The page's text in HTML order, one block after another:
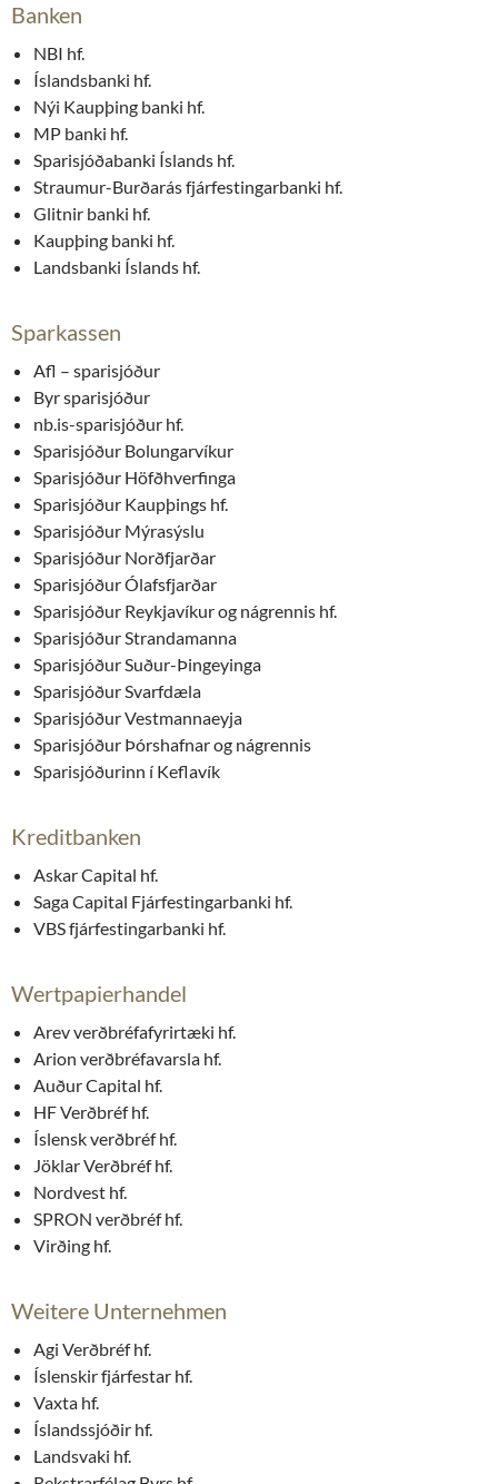
Banken
NBI hf.
Íslandsbanki hf.
Nýi Kaupþing banki hf.
MP banki hf.
Sparisjóðabanki Íslands hf.
Straumur-Burðarás fjárfestingarbanki hf.
Glitnir banki hf.
Kaupþing banki hf.
Landsbanki Íslands hf.
Sparkassen
Afl – sparisjóður
Byr sparisjóður
nb.is-sparisjóður hf.
Sparisjóður Bolungarvíkur
Sparisjóður Höfðhverfinga
Sparisjóður Kaupþings hf.
Sparisjóður Mýrasýslu
Sparisjóður Norðfjarðar
Sparisjóður Ólafsfjarðar
Sparisjóður Reykjavíkur og nágrennis hf.
Sparisjóður Strandamanna
Sparisjóður Suður-Þingeyinga
Sparisjóður Svarfdæla
Sparisjóður Vestmannaeyja
Sparisjóður Þórshafnar og nágrennis
Sparisjóðurinn í Keflavík
Kreditbanken
Askar Capital hf.
Saga Capital Fjárfestingarbanki hf.
VBS fjárfestingarbanki hf.
Wertpapierhandel
Arev verðbréfafyrirtæki hf.
Arion verðbréfavarsla hf.
Auður Capital hf.
HF Verðbréf hf.
Íslensk verðbréf hf.
Jöklar Verðbréf hf.
Nordvest hf.
SPRON verðbréf hf.
Virðing hf.
Weitere Unternehmen
Agi Verðbréf hf.
Íslenskir fjárfestar hf.
Vaxta hf.
Íslandssjóðir hf.
Landsvaki hf.